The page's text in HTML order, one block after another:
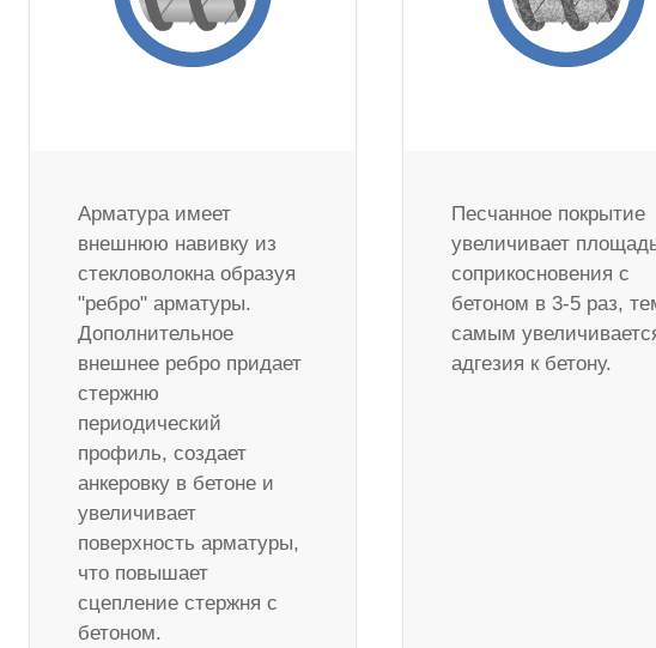
Арматура имеет
внешнюю навивку из
стекловолокна образуя
"ребро" арматуры.
Дополнительное
внешнее ребро придает
стержню
периодический
профиль, создает
анкеровку в бетоне и
увеличивает
поверхность арматуры,
что повышает
сцепление стержня с
бетоном.
Песчанное покрытие
увеличивает
соприкосновения с
бетоном в 3-5 раз,
самым
адгезия к бетону.